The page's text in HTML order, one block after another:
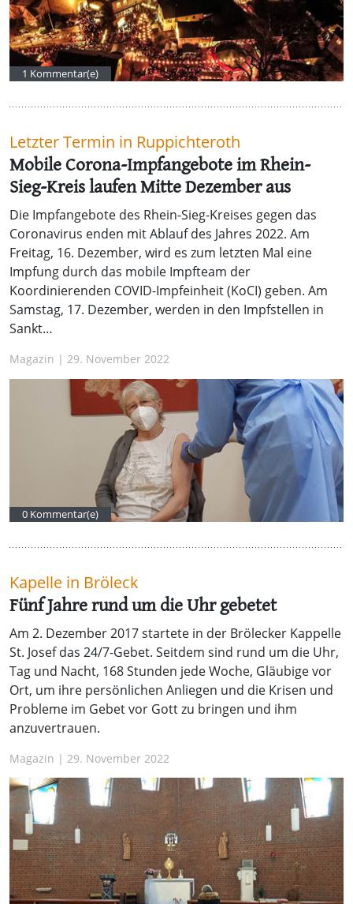
1 Kommentar(e)
Letzter Termin in Ruppichteroth
Mobile Corona-Impfangebote im Rhein-
Sieg-Kreis laufen Mitte Dezember aus
Die Impfangebote des Rhein-Sieg-Kreises gegen das
Coronavirus enden mit Ablauf des Jahres 2022. Am
Freitag, 16. Dezember, wird es zum letzten Mal eine
Impfung durch das mobile Impfteam der
Koordinierenden COVID-Impfeinheit (KoCI) geben. Am
Samstag, 17. Dezember, werden in den Impfstellen in
Sankt…
Magazin | 29. November 2022
0 Kommentar(e)
Kapelle in Bröleck
Fünf Jahre rund um die Uhr gebetet
Am 2. Dezember 2017 startete in der Brölecker Kappelle
St. Josef das 24/7-Gebet. Seitdem sind rund um die Uhr,
Tag und Nacht, 168 Stunden jede Woche, Gläubige vor
Ort, um ihre persönlichen Anliegen und die Krisen und
Probleme im Gebet vor Gott zu bringen und ihm
anzuvertrauen.
Magazin | 29. November 2022